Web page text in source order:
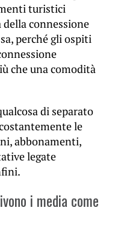
turistici
connessione
perché gli ospiti
che una comodità
di separato
le
abbonamenti,
legate
i media come